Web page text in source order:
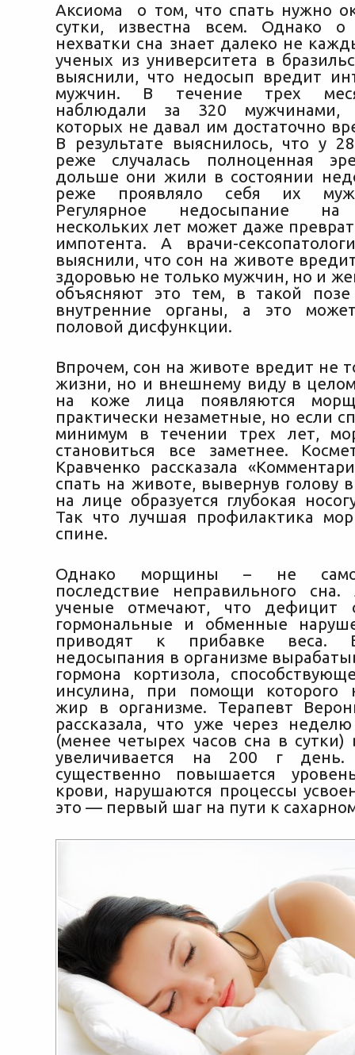
Аксиома о том, что спать нужно
сутки, известна всем. Однако о
нехватки сна знает далеко не
ученых из университета в
выяснили, что недосып вредит
мужчин. В течение трех
наблюдали за 320 мужчинами,
которых не давал им достаточно
В результате выяснилось, что у
реже случалась полноценная
дольше они жили в состоянии
реже проявляло себя их
Регулярное недосыпание на
нескольких лет может даже
импотента. А врачи-
выяснили, что сон на животе
здоровью не только мужчин, но и
объясняют это тем, в такой позе
внутренние органы, а это
половой дисфункции.
Впрочем, сон на животе вредит не
жизни, но и внешнему виду в
на коже лица появляются
практически незаметные, но если
минимум в течении трех лет,
становиться все заметнее.
Кравченко рассказала
спать на животе, вывернув голову
на лице образуется глубокая
Так что лучшая профилактика
спине.
Однако морщины – не
последствие неправильного сна.
ученые отмечают, что дефицит
гормональные и обменные
приводят к прибавке веса. В
недосыпания в организме
гормона кортизола,
инсулина, при помощи которого
жир в организме. Терапевт
рассказала, что уже через
(менее четырех часов сна в сутки)
увеличивается на 200 г
существенно повышается
крови, нарушаются процессы
это — первый шаг на пути к